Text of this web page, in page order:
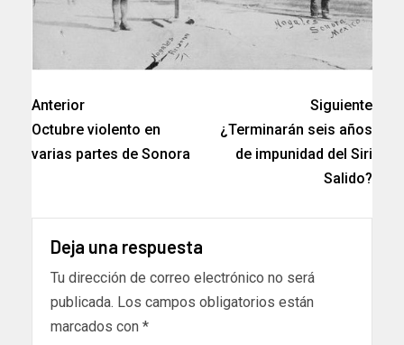
Anterior
Octubre violento en
varias partes de Sonora
Siguiente
¿Terminarán seis años
de impunidad del Siri
Salido?
Deja una respuesta
Tu dirección de correo electrónico no será
publicada. Los campos obligatorios están
marcados con *